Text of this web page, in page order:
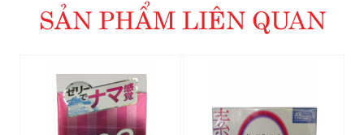
SẢN PHẨM LIÊN QUAN